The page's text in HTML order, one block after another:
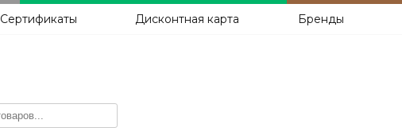
Сертификаты Дисконтная карта Бренды